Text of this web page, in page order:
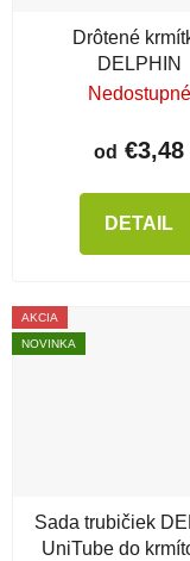
Drôtené
DELPHIN
Nedostupné
od €3,48
DETAIL
AKCIA
NOVINKA
Sada trubičiek
UniTube do